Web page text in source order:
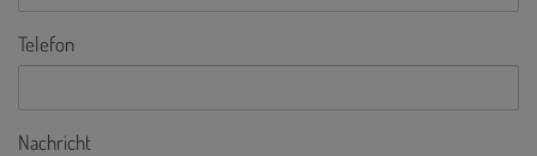
Telefon
Nachricht